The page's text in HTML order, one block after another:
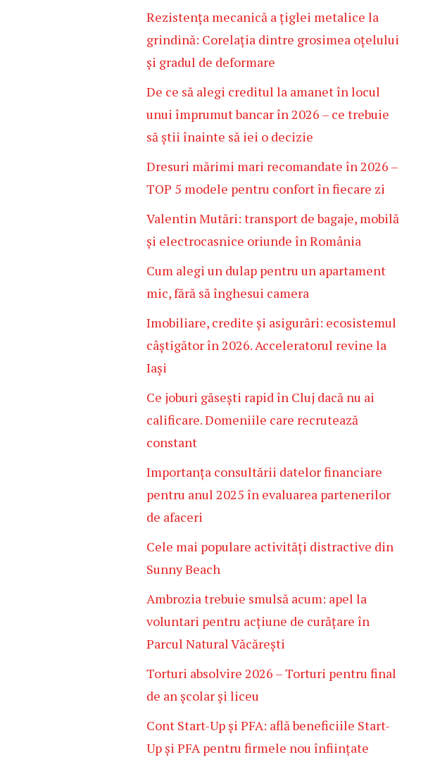
Rezistența mecanică a țiglei metalice la
grindină: Corelația dintre grosimea oțelului
și gradul de deformare
De ce să alegi creditul la amanet în locul
unui împrumut bancar în 2026 – ce trebuie
să știi înainte să iei o decizie
Dresuri mărimi mari recomandate în 2026 –
TOP 5 modele pentru confort în fiecare zi
Valentin Mutări: transport de bagaje, mobilă
și electrocasnice oriunde în România
Cum alegi un dulap pentru un apartament
mic, fără să înghesui camera
Imobiliare, credite și asigurări: ecosistemul
câștigător în 2026. Acceleratorul revine la
Iași
Ce joburi găsești rapid în Cluj dacă nu ai
calificare. Domeniile care recrutează
constant
Importanța consultării datelor financiare
pentru anul 2025 în evaluarea partenerilor
de afaceri
Cele mai populare activități distractive din
Sunny Beach
Ambrozia trebuie smulsă acum: apel la
voluntari pentru acțiune de curățare în
Parcul Natural Văcărești
Torturi absolvire 2026 – Torturi pentru final
de an școlar și liceu
Cont Start-Up și PFA: află beneficiile Start-
Up și PFA pentru firmele nou înființate